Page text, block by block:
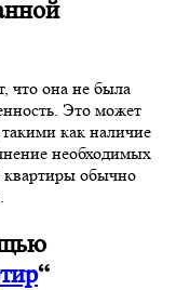
что она не была
Это может
как наличие
необходимых
квартиры обычно
“